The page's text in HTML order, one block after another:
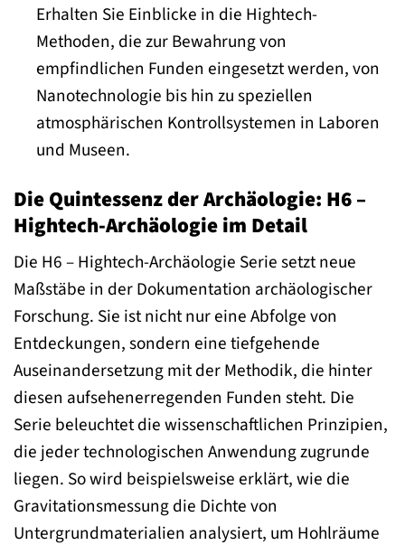
Erhalten Sie Einblicke in die Hightech-
Methoden, die zur Bewahrung von
empfindlichen Funden eingesetzt werden, von
Nanotechnologie bis hin zu speziellen
atmosphärischen Kontrollsystemen in Laboren
und Museen.
Die Quintessenz der Archäologie: H6 –
Hightech-Archäologie im Detail
Die H6 – Hightech-Archäologie Serie setzt neue
Maßstäbe in der Dokumentation archäologischer
Forschung. Sie ist nicht nur eine Abfolge von
Entdeckungen, sondern eine tiefgehende
Auseinandersetzung mit der Methodik, die hinter
diesen aufsehenerregenden Funden steht. Die
Serie beleuchtet die wissenschaftlichen Prinzipien,
die jeder technologischen Anwendung zugrunde
liegen. So wird beispielsweise erklärt, wie die
Gravitationsmessung die Dichte von
Untergrundmaterialien analysiert, um Hohlräume